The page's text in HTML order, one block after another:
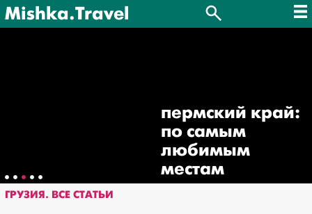
Mishka.Travel
пермский край:
по самым
любимым
местам
ГРУЗИЯ. ВСЕ СТАТЬИ